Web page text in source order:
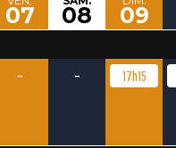
07 08 09
- - 17h15